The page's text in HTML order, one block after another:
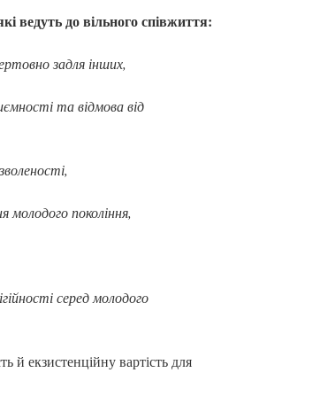
ведуть до вільного співжиття:
задля інших,
та відмова від
молодого покоління,
серед молодого
й екзистенційну вартість для